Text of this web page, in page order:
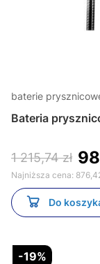
baterie
Bateria
1 215,74 zł
Najniższa cena:
Do
-19%